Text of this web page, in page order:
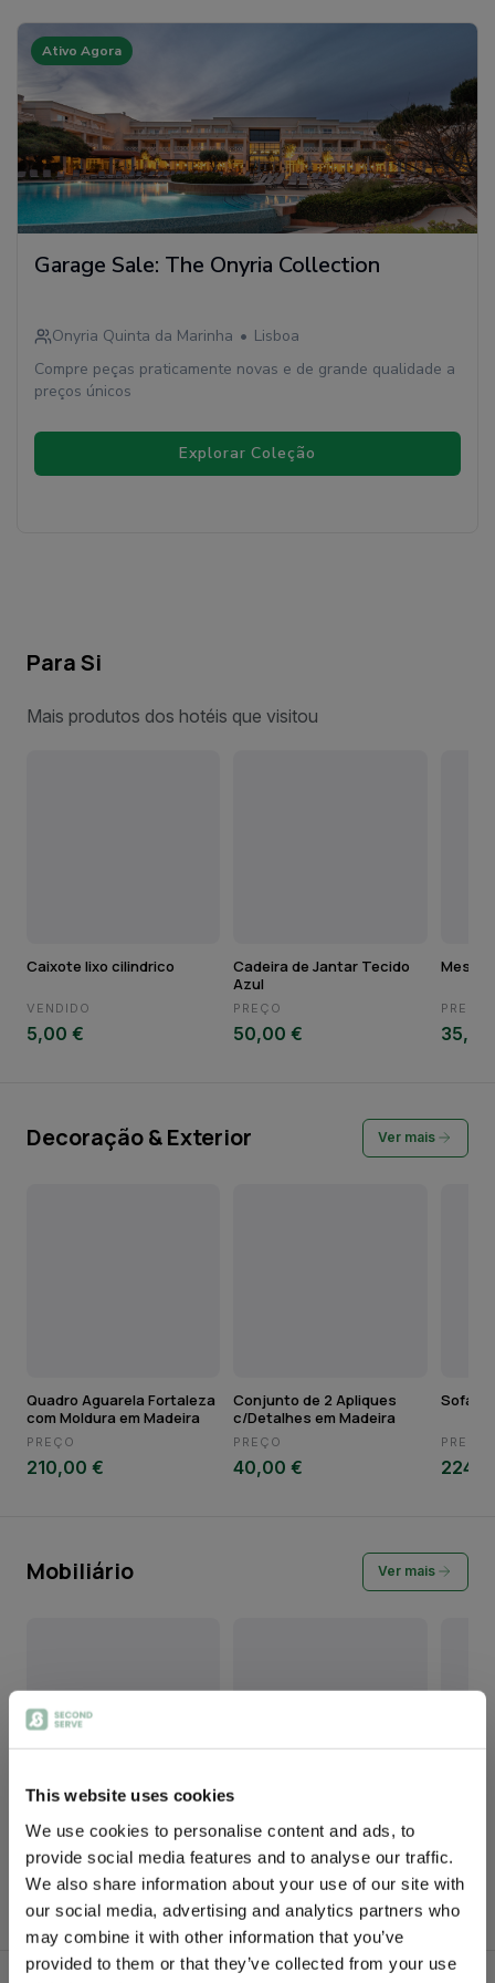
This website uses cookies
We use cookies to personalise content and ads, to
provide social media features and to analyse our traffic.
We also share information about your use of our site with
our social media, advertising and analytics partners who
may combine it with other information that you’ve
provided to them or that they’ve collected from your use
Ativo Agora
Garage Sale: The Onyria Collection
Onyria Quinta da Marinha • Lisboa
Compre peças praticamente novas e de grande qualidade a
preços únicos
Explorar Coleção
Para Si
Mais produtos dos hotéis que visitou
Caixote lixo cilindrico
VENDIDO
5,00 €
Cadeira de Jantar Tecido
Azul
PREÇO
50,00 €
Mesa
PREÇO
Decoração & Exterior Ver mais
Quadro Aguarela Fortaleza
com Moldura em Madeira
PREÇO
210,00 €
Conjunto de 2 Apliques
c/Detalhes em Madeira
PREÇO
40,00 €
Sofá
PREÇO
Mobiliário Ver mais
Pufe Circular Estofado em
Tecido Bege c/Franjas
PREÇO
110,00 €
Mesa em Metal c/Tampo
Circular (c/defeito)
PREÇO
50,00 €
PREÇO